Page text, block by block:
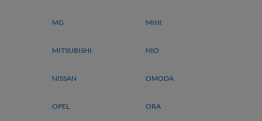
MG MINI
MITSUBISHI NIO
NISSAN OMODA
OPEL ORA